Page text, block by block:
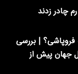
چادر زدند
فروپاشی؟ | بررسی
جهان پیش از